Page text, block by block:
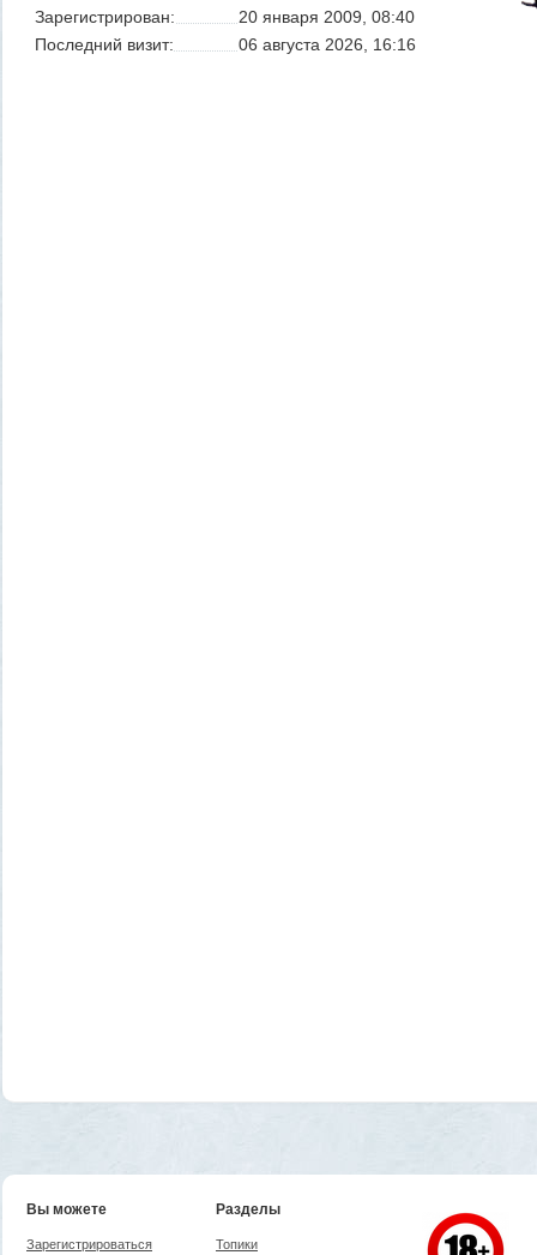
Зарегистрирован:
20 января 2009, 08:40
Последний визит:
06 августа 2026, 16:16
Вы можете
Зарегистрироваться
Разделы
Топики